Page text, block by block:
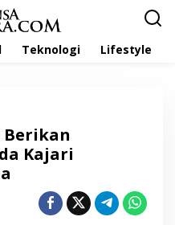
Teknologi Lifestyle
Berikan
Kajari